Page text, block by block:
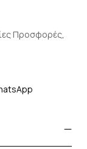
Προσφορές,